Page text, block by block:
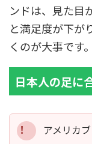
ンドは、見た目
と満足度が下が
くのが大事です。
日本人の足に
アメリカ